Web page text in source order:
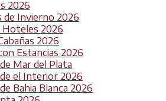
2026
de Invierno 2026
Hoteles 2026
2026
Estancias 2026
Mar del Plata
el Interior 2026
Bahia Blanca 2026